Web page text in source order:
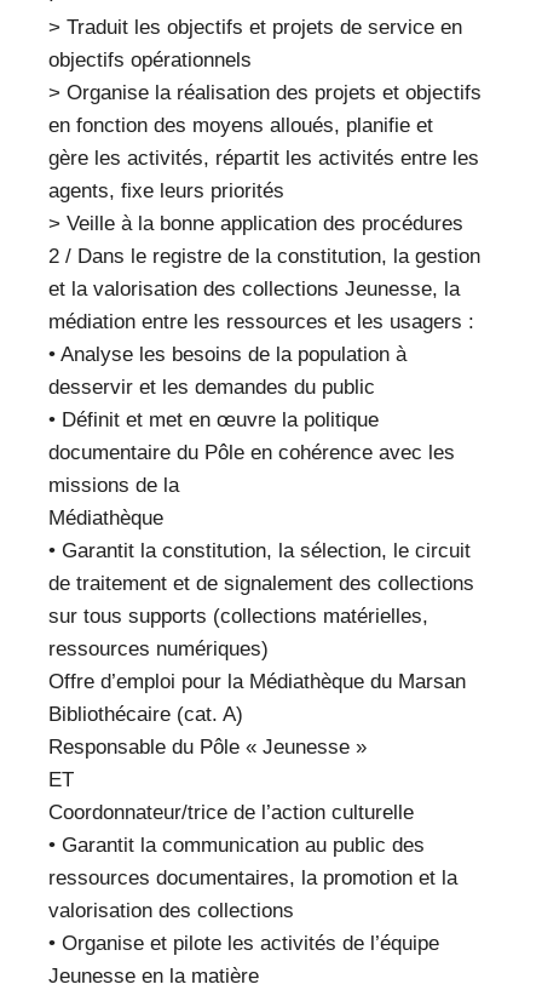
> Traduit les objectifs et projets de service en
objectifs opérationnels
> Organise la réalisation des projets et objectifs
en fonction des moyens alloués, planifie et
gère les activités, répartit les activités entre les
agents, fixe leurs priorités
> Veille à la bonne application des procédures
2 / Dans le registre de la constitution, la gestion
et la valorisation des collections Jeunesse, la
médiation entre les ressources et les usagers :
• Analyse les besoins de la population à
desservir et les demandes du public
• Définit et met en œuvre la politique
documentaire du Pôle en cohérence avec les
missions de la
Médiathèque
• Garantit la constitution, la sélection, le circuit
de traitement et de signalement des collections
sur tous supports (collections matérielles,
ressources numériques)
Offre d’emploi pour la Médiathèque du Marsan
Bibliothécaire (cat. A)
Responsable du Pôle « Jeunesse »
ET
Coordonnateur/trice de l’action culturelle
• Garantit la communication au public des
ressources documentaires, la promotion et la
valorisation des collections
• Organise et pilote les activités de l’équipe
Jeunesse en la matière